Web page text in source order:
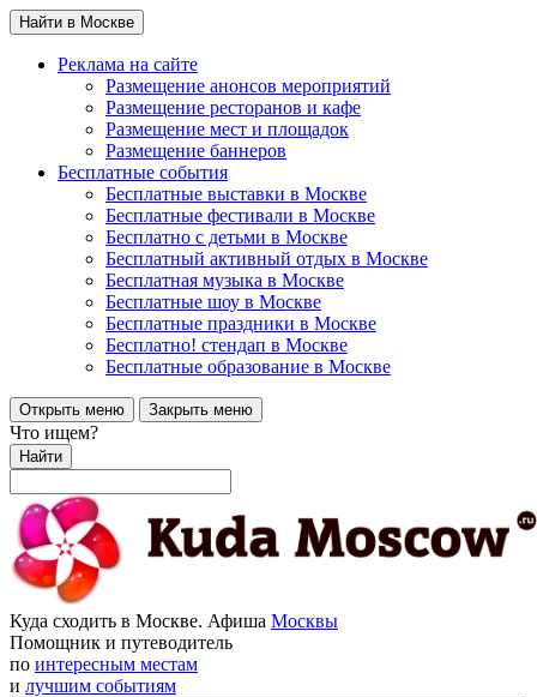
Найти в Москве
Реклама на сайте
Размещение анонсов мероприятий
Размещение ресторанов и кафе
Размещение мест и площадок
Размещение баннеров
Бесплатные события
Бесплатные выставки в Москве
Бесплатные фестивали в Москве
Бесплатно с детьми в Москве
Бесплатный активный отдых в Москве
Бесплатная музыка в Москве
Бесплатные шоу в Москве
Бесплатные праздники в Москве
Бесплатно! стендап в Москве
Бесплатные образование в Москве
Открыть меню Закрыть меню
Что ищем?
Найти
Куда сходить в Москве. Афиша Москвы
Помощник и путеводитель
по интересным местам
и лучшим событиям